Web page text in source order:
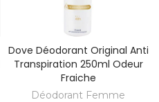
Dove Déodorant Original Anti
Transpiration 250ml Odeur
Fraiche
Déodorant Femme